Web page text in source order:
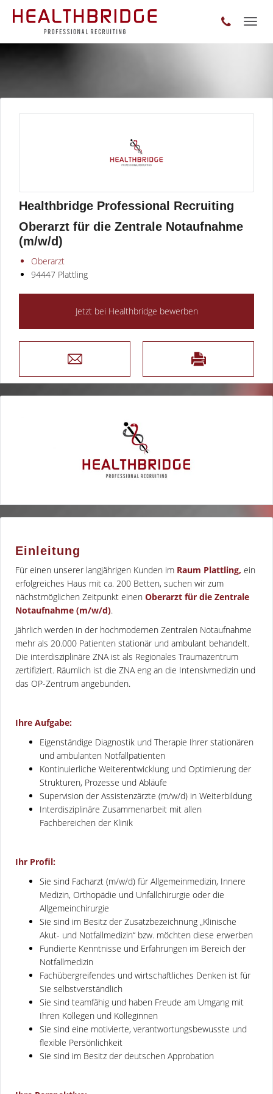
Healthbridge Professional Recruiting
Oberarzt für die Zentrale Notaufnahme
(m/w/d)
Oberarzt
94447 Plattling
Einleitung
Für einen unserer langjährigen Kunden im Raum Plattling, ein
erfolgreiches Haus mit ca. 200 Betten, suchen wir zum
nächstmöglichen Zeitpunkt einen Oberarzt für die Zentrale
Notaufnahme (m/w/d).
Jährlich werden in der hochmodernen Zentralen Notaufnahme
mehr als 20.000 Patienten stationär und ambulant behandelt.
Die interdisziplinäre ZNA ist als Regionales Traumazentrum
zertifiziert. Räumlich ist die ZNA eng an die Intensivmedizin und
das OP-Zentrum angebunden.
Ihre Aufgabe:
Eigenständige Diagnostik und Therapie Ihrer stationären
und ambulanten Notfallpatienten
Kontinuierliche Weiterentwicklung und Optimierung der
Strukturen, Prozesse und Abläufe
Supervision der Assistenzärzte (m/w/d) in Weiterbildung
Interdisziplinäre Zusammenarbeit mit allen
Fachbereichen der Klinik
Ihr Profil:
Sie sind Facharzt (m/w/d) für Allgemeinmedizin, Innere
Medizin, Orthopädie und Unfallchirurgie oder die
Allgemeinchirurgie
Sie sind im Besitz der Zusatzbezeichnung „Klinische
Akut- und Notfallmedizin“ bzw. möchten diese erwerben
Fundierte Kenntnisse und Erfahrungen im Bereich der
Notfallmedizin
Fachübergreifendes und wirtschaftliches Denken ist für
Sie selbstverständlich
Sie sind teamfähig und haben Freude am Umgang mit
Ihren Kollegen und Kolleginnen
Sie sind eine motivierte, verantwortungsbewusste und
flexible Persönlichkeit
Sie sind im Besitz der deutschen Approbation